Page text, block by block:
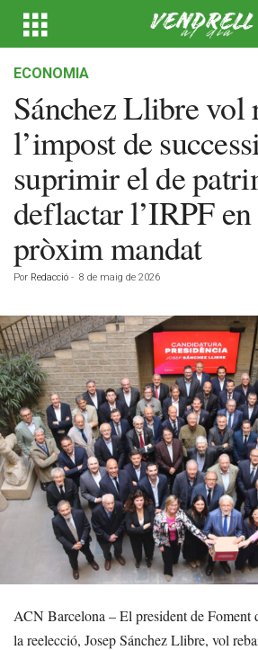
ECONOMIA
Sánchez Llibre vol
l’impost de
suprimir el de
deflactar l’IRPF
pròxim mandat
Por Redacció - 8 de maig de 2026
ACN Barcelona – El president de Foment
la reelecció, Josep Sánchez Llibre, vol